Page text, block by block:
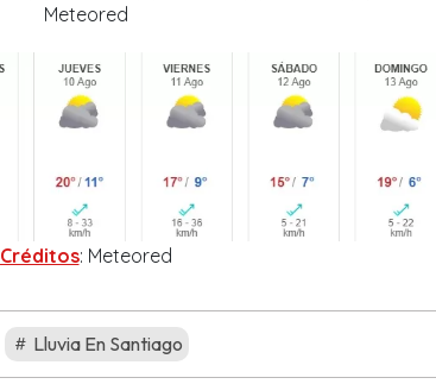
Meteored
Créditos: Meteored
Lluvia En Santiago